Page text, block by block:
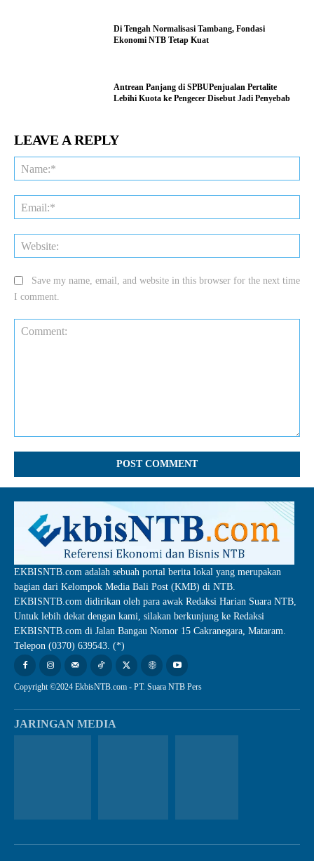
Di Tengah Normalisasi Tambang, Fondasi
Ekonomi NTB Tetap Kuat
Antrean Panjang di SPBUPenjualan Pertalite
Lebihi Kuota ke Pengecer Disebut Jadi Penyebab
LEAVE A REPLY
Save my name, email, and website in this browser for the next time
I comment.
EKBISNTB.com adalah sebuah portal berita lokal yang merupakan
bagian dari Kelompok Media Bali Post (KMB) di NTB.
EKBISNTB.com didirikan oleh para awak Redaksi Harian Suara NTB,
Untuk lebih dekat dengan kami, silakan berkunjung ke Redaksi
EKBISNTB.com di Jalan Bangau Nomor 15 Cakranegara, Mataram.
Telepon (0370) 639543. (*)
Copyright ©2024 EkbisNTB.com - PT. Suara NTB Pers
JARINGAN MEDIA